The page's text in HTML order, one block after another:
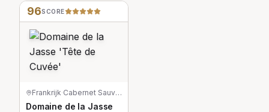
96SCORE
Frankrijk· Cabernet Sauvignon
Domaine de la Jasse